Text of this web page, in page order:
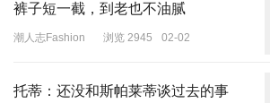
裤子短一截，到老也不油腻
潮人志Fashion 浏览 2945 02-02
托蒂：还没和斯帕莱蒂谈过去的事